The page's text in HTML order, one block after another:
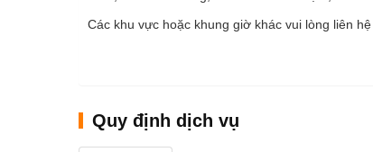
Các khu vực hoặc khung giờ khác vui lòng liên
Quy định dịch vụ